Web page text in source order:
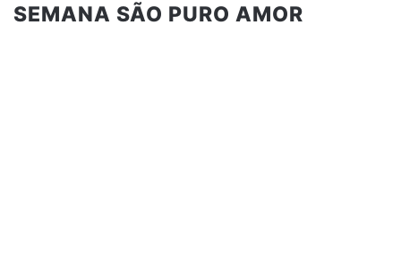
SEMANA SÃO PURO AMOR